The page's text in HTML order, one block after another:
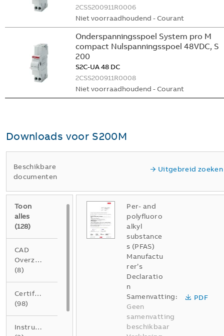
2CSS200911R0006
Niet voorraadhoudend - Courant
Onderspanningsspoel System pro M
compact Nulspanningsspoel 48VDC, S
200
S2C-UA 48 DC
2CSS200911R0008
Niet voorraadhoudend - Courant
Downloads voor S200M
Beschikbare
documenten
Uitgebreid zoeken
Toon
alles
(128)
CAD
Overzichtstekening
(8)
Certificaat
(98)
Instructie
Per- and
polyfluoro
alkyl
substance
s (PFAS)
Manufactu
rer’s
Declaratio
n
Samenvatting:
Geen
samenvatting
beschikbaar
PDF